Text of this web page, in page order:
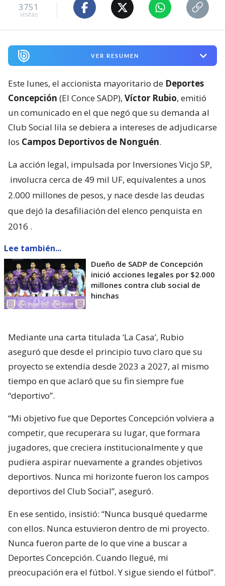
3751
visitas
VER RESUMEN
Este lunes, el accionista mayoritario de Deportes
Concepción (El Conce SADP), Víctor Rubio, emitió
un comunicado en el que negó que su demanda al
Club Social lila se debiera a intereses de adjudicarse
los Campos Deportivos de Nonguén.
La acción legal, impulsada por Inversiones Vicjo SP,
involucra cerca de 49 mil UF, equivalentes a unos
2.000 millones de pesos, y nace desde las deudas
que dejó la desafiliación del elenco penquista en
2016 .
Lee también...
Dueño de SADP de Concepción
inició acciones legales por $2.000
millones contra club social de
hinchas
Mediante una carta titulada ‘La Casa’, Rubio
aseguró que desde el principio tuvo claro que su
proyecto se extendía desde 2023 a 2027, al mismo
tiempo en que aclaró que su fin siempre fue
“deportivo”.
“Mi objetivo fue que Deportes Concepción volviera a
competir, que recuperara su lugar, que formara
jugadores, que creciera institucionalmente y que
pudiera aspirar nuevamente a grandes objetivos
deportivos. Nunca mi horizonte fueron los campos
deportivos del Club Social”, aseguró.
En ese sentido, insistió: “Nunca busqué quedarme
con ellos. Nunca estuvieron dentro de mi proyecto.
Nunca fueron parte de lo que vine a buscar a
Deportes Concepción. Cuando llegué, mi
preocupación era el fútbol. Y sigue siendo el fútbol”.